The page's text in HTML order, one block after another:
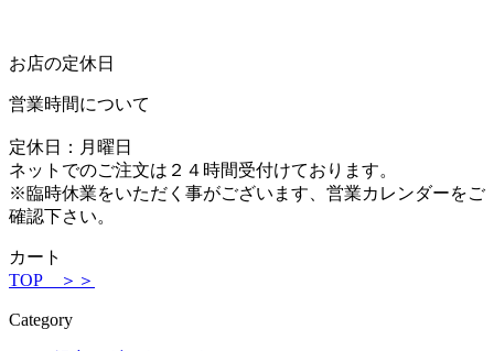
お店の定休日
営業時間について
定休日：月曜日
ネットでのご注文は２４時間受付けております。
※臨時休業をいただく事がございます、営業カレンダーをご
確認下さい。
カート
TOP ＞＞
Category